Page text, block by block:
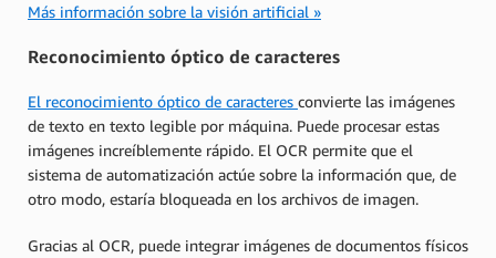
Más información sobre la visión artificial »
Reconocimiento óptico de caracteres
El reconocimiento óptico de caracteres convierte las imágenes
de texto en texto legible por máquina. Puede procesar estas
imágenes increíblemente rápido. El OCR permite que el
sistema de automatización actúe sobre la información que, de
otro modo, estaría bloqueada en los archivos de imagen.
Gracias al OCR, puede integrar imágenes de documentos físicos